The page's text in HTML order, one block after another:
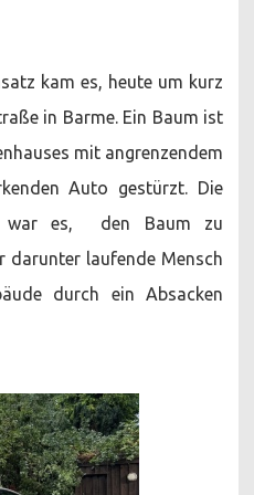
kam es, heute um kurz
in Barme. Ein Baum ist
mit angrenzendem
Auto gestürzt. Die
war es, den Baum zu
darunter laufende Mensch
durch ein Absacken